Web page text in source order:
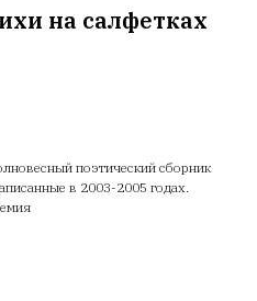
на салфетках
поэтический сборник
в 2003-2005 годах.